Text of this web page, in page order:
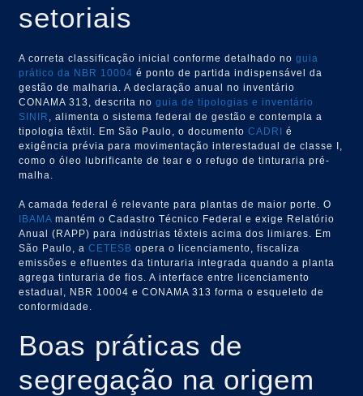
setoriais
A correta classificação inicial conforme detalhado noguia
prático da NBR 10004 é ponto de partida indispensável da
gestão de malharia. A declaração anual no inventário
CONAMA 313, descrita noguia de tipologias e inventário
SINIR
, alimenta o sistema federal de gestão e contempla a
tipologia têxtil. Em São Paulo, o documentoCADRI é
exigência prévia para movimentação interestadual de classe I,
como o óleo lubrificante de tear e o refugo de tinturaria pré-
malha.
A camada federal é relevante para plantas de maior porte. O
IBAMA mantém o Cadastro Técnico Federal e exige Relatório
Anual (RAPP) para indústrias têxteis acima dos limiares. Em
São Paulo, aCETESB opera o licenciamento, fiscaliza
emissões e efluentes da tinturaria integrada quando a planta
agrega tinturaria de fios. A interface entre licenciamento
estadual, NBR 10004 e CONAMA 313 forma o esqueleto de
conformidade.
Boas práticas de
segregação na origem